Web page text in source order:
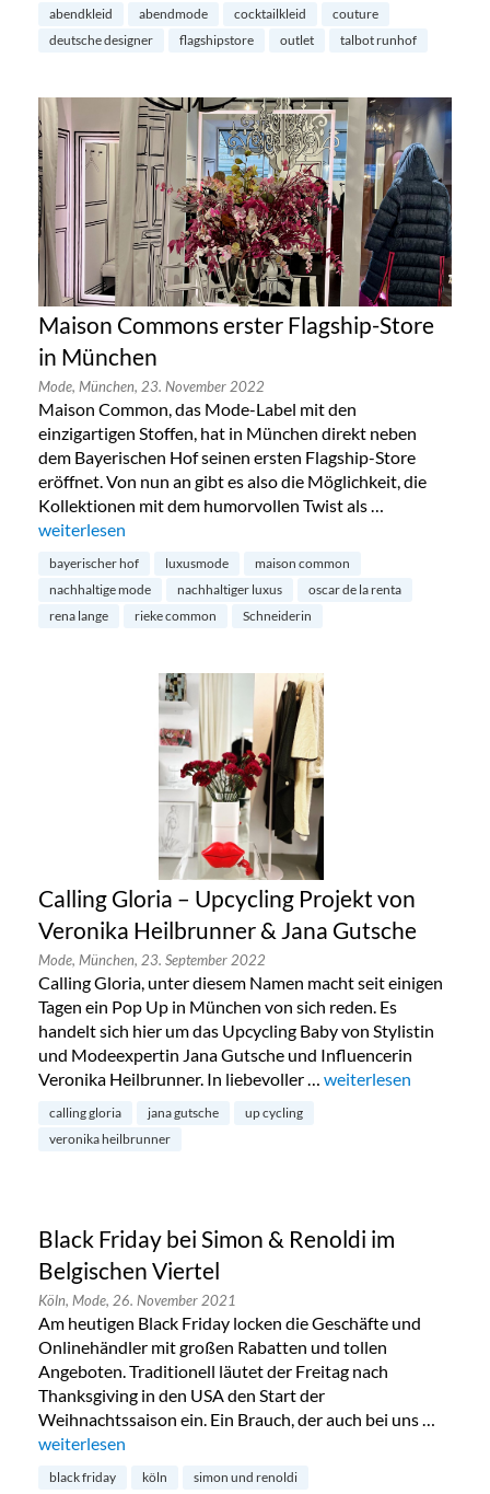
abendkleid abendmode cocktailkleid
couture
deutsche designer
flagshipstore outlet talbot runhof
Maison Commons erster Flagship-Store
in München
Mode, München, 23. November 2022
Maison Common, das Mode-Label mit den
einzigartigen Stoffen, hat in München direkt neben
dem Bayerischen Hof seinen ersten Flagship-Store
eröffnet. Von nun an gibt es also die Möglichkeit, die
Kollektionen mit dem humorvollen Twist als …
„Maison Commons erster Flagship-Store in München“
weiterlesen
bayerischer hof luxusmode
maison common
nachhaltige mode
nachhaltiger luxus
oscar de la renta
rena lange
rieke common Schneiderin
Calling Gloria – Upcycling Projekt von
Veronika Heilbrunner & Jana Gutsche
Mode, München, 23. September 2022
Calling Gloria, unter diesem Namen macht seit einigen
Tagen ein Pop Up in München von sich reden. Es
handelt sich hier um das Upcycling Baby von Stylistin
und Modeexpertin Jana Gutsche und Influencerin
Veronika Heilbrunner. In liebevoller … „Calling Gloria –
weiterlesen
calling gloria jana gutsche
up cycling
veronika heilbrunner
Black Friday bei Simon & Renoldi im
Belgischen Viertel
Köln, Mode, 26. November 2021
Am heutigen Black Friday locken die Geschäfte und
Onlinehändler mit großen Rabatten und tollen
Angeboten. Traditionell läutet der Freitag nach
Thanksgiving in den USA den Start der
Weihnachtssaison ein. Ein Brauch, der auch bei uns …
„Black Friday bei Simon & Renoldi im Belgischen Viertel“
weiterlesen
black friday köln simon und renoldi